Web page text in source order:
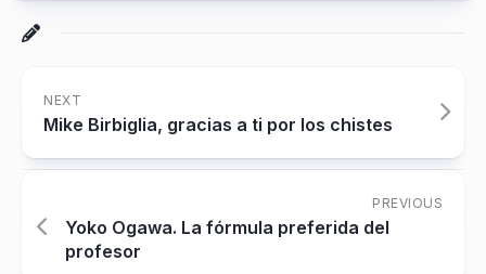
NEXT
Mike Birbiglia, gracias a ti por los chistes
PREVIOUS
Yoko Ogawa. La fórmula preferida del
profesor